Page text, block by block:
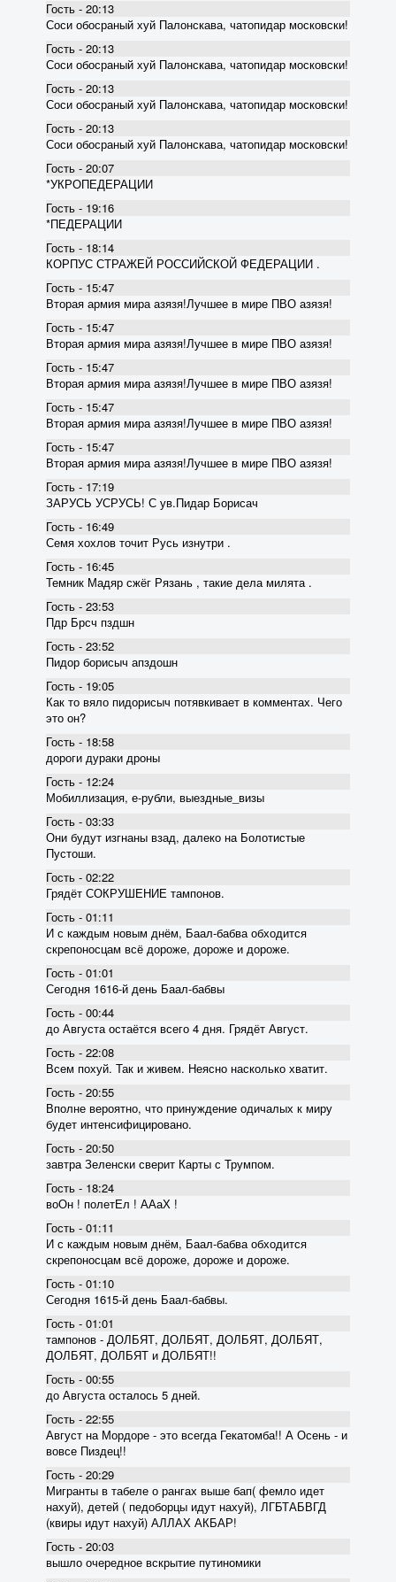
Гость - 20:13
Соси обосраный хуй Палонскава, чатопидар московски!
Гость - 20:13
Соси обосраный хуй Палонскава, чатопидар московски!
Гость - 20:13
Соси обосраный хуй Палонскава, чатопидар московски!
Гость - 20:13
Соси обосраный хуй Палонскава, чатопидар московски!
Гость - 20:07
*УКРОПЕДЕРАЦИИ
Гость - 19:16
*ПЕДЕРАЦИИ
Гость - 18:14
КОРПУС СТРАЖЕЙ РОССИЙСКОЙ ФЕДЕРАЦИИ .
Гость - 15:47
Вторая армия мира азязя!Лучшее в мире ПВО азязя!
Гость - 15:47
Вторая армия мира азязя!Лучшее в мире ПВО азязя!
Гость - 15:47
Вторая армия мира азязя!Лучшее в мире ПВО азязя!
Гость - 15:47
Вторая армия мира азязя!Лучшее в мире ПВО азязя!
Гость - 15:47
Вторая армия мира азязя!Лучшее в мире ПВО азязя!
Гость - 17:19
ЗАРУСЬ УСРУСЬ! С ув.Пидар Борисач
Гость - 16:49
Семя хохлов точит Русь изнутри .
Гость - 16:45
Темник Мадяр сжёг Рязань , такие дела милята .
Гость - 23:53
Пдр Брсч пздшн
Гость - 23:52
Пидор борисыч апздошн
Гость - 19:05
Как то вяло пидорисыч потявкивает в комментах. Чего
это он?
Гость - 18:58
дороги дураки дроны
Гость - 12:24
Мобиллизация, е-рубли, выездные_визы
Гость - 03:33
Они будут изгнаны взад, далеко на Болотистые
Пустоши.
Гость - 02:22
Грядёт СОКРУШЕНИЕ тампонов.
Гость - 01:11
И с каждым новым днём, Баал-бабва обходится
скрепоносцам всё дороже, дороже и дороже.
Гость - 01:01
Сегодня 1616-й день Баал-бабвы
Гость - 00:44
до Августа остаётся всего 4 дня. Грядёт Август.
Гость - 22:08
Всем похуй. Так и живем. Неясно насколько хватит.
Гость - 20:55
Вполне вероятно, что принуждение одичалых к миру
будет интенсифицировано.
Гость - 20:50
завтра Зеленски сверит Карты с Трумпом.
Гость - 18:24
воОн ! полетЕл ! ААаХ !
Гость - 01:11
И с каждым новым днём, Баал-бабва обходится
скрепоносцам всё дороже, дороже и дороже.
Гость - 01:10
Сегодня 1615-й день Баал-бабвы.
Гость - 01:01
тампонов - ДОЛБЯТ, ДОЛБЯТ, ДОЛБЯТ, ДОЛБЯТ,
ДОЛБЯТ, ДОЛБЯТ и ДОЛБЯТ!!
Гость - 00:55
до Августа осталось 5 дней.
Гость - 22:55
Август на Мордоре - это всегда Гекатомба!! А Осень - и
вовсе Пиздец!!
Гость - 20:29
Мигранты в табеле о рангах выше бап( фемло идет
нахуй), детей ( педоборцы идут нахуй), ЛГБТАБВГД
(квиры идут нахуй) АЛЛАХ АКБАР!
Гость - 20:03
вышло очередное вскрытие пyтиномики